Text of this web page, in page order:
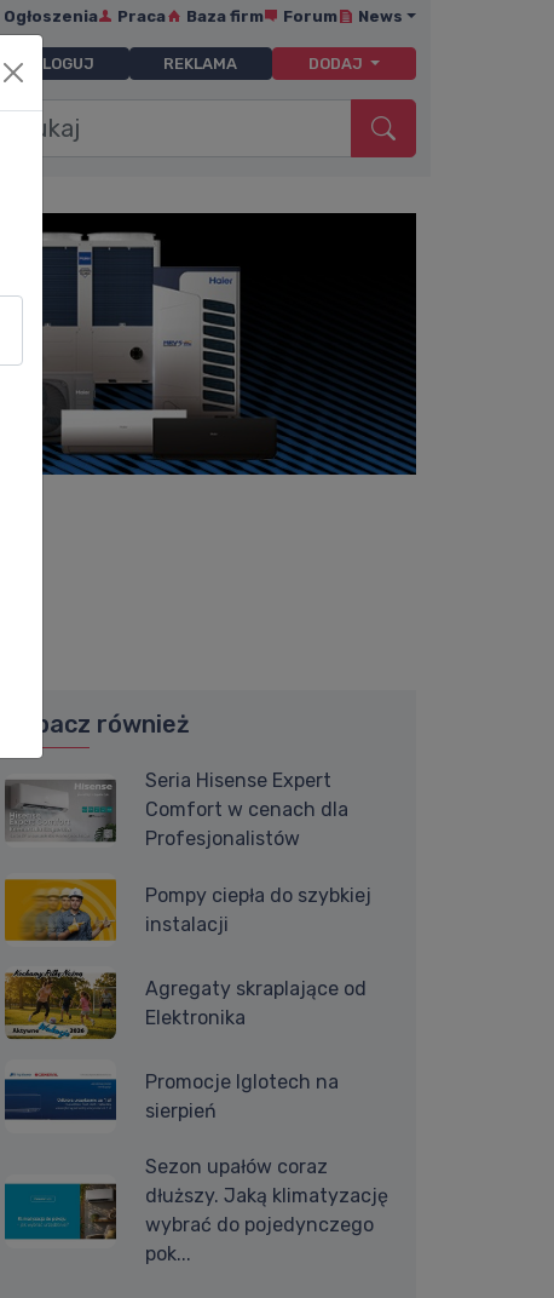
Ogłoszenia Praca Baza firm Forum News
ZALOGUJ REKLAMA DODAJ
Zobacz również
Seria Hisense Expert
Comfort w cenach dla
Profesjonalistów
Pompy ciepła do szybkiej
instalacji
Agregaty skraplające od
Elektronika
Promocje Iglotech na
sierpień
Sezon upałów coraz
dłuższy. Jaką klimatyzację
wybrać do pojedynczego
pok...